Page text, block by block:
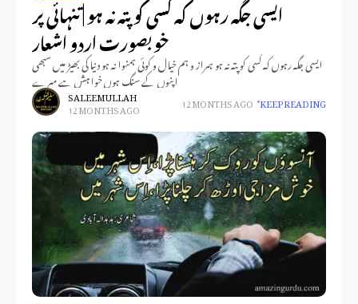
ایسی جگہ رہوں کہ کسی کو پتہ نہ ہو | تنہائی پر
خوبصورت اردو اشعار
ایسی جگہ رہوں کہ کسی کو پتہ نہ ہو ہمراز و ہم خیال و کوئی ہمنوا نہ ہو دنیا کی بھیڑ میں سبھی
اپنوں کے سنگ ہوں خواہش ہے میرے
SALEEM ULLAH
12 MONTHS AGO 12 MONTHS AGO KEEP READING